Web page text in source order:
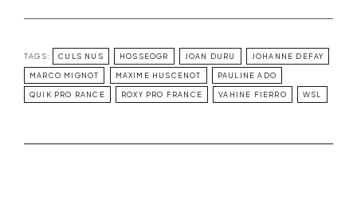
TAGS: CULS NUS HOSSEOGR JOAN DURU JOHANNE DEFAY
MARCO MIGNOT MAXIME HUSCENOT PAULINE ADO
QUIK PRO RANCE ROXY PRO FRANCE VAHINE FIERRO WSL